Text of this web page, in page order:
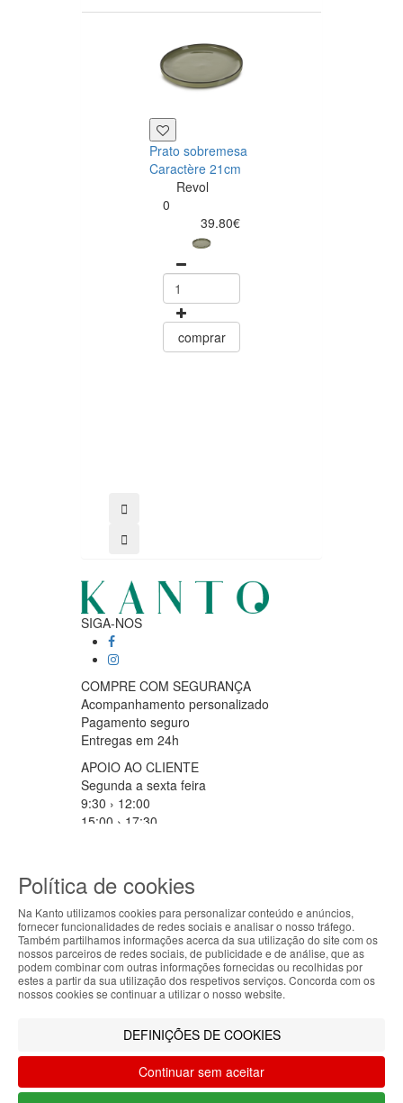
Prato sobremesa
Caractère 21cm
Revol
0
39.80€
comprar
SIGA-NOS
COMPRE COM SEGURANÇA
Acompanhamento personalizado
Pagamento seguro
Entregas em 24h
APOIO AO CLIENTE
Segunda a sexta feira
9:30 › 12:00
15:00 › 17:30
MÉTODOS DE PAGAMENTO
ABOUT THE COOKIES
Kanto handles information about your visit using
cookies that improve the performance of the
website, facilitate sharing via social networks and
continuing to browse our site, you accept the use of
these cookies. For more information, see our
Privacy and Cookie Policy. You can configure your
preferences in Cookie settings.
Política de cookies
Na Kanto utilizamos cookies para personalizar conteúdo e anúncios,
fornecer funcionalidades de redes sociais e analisar o nosso tráfego.
Também partilhamos informações acerca da sua utilização do site com os
nossos parceiros de redes sociais, de publicidade e de análise, que as
podem combinar com outras informações fornecidas ou recolhidas por
estes a partir da sua utilização dos respetivos serviços. Concorda com os
nossos cookies se continuar a utilizar o nosso website.
DEFINIÇÕES DE COOKIES
Continuar sem aceitar